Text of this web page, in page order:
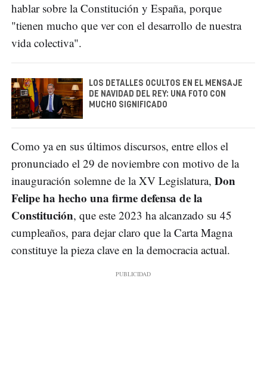
hablar sobre la Constitución y España, porque
"tienen mucho que ver con el desarrollo de nuestra
vida colectiva".
LOS DETALLES OCULTOS EN EL MENSAJE
DE NAVIDAD DEL REY: UNA FOTO CON
MUCHO SIGNIFICADO
Como ya en sus últimos discursos, entre ellos el
pronunciado el 29 de noviembre con motivo de la
inauguración solemne de la XV Legislatura, Don
Felipe ha hecho una firme defensa de la
Constitución, que este 2023 ha alcanzado su 45
cumpleaños, para dejar claro que la Carta Magna
constituye la pieza clave en la democracia actual.